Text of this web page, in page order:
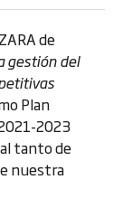
de
gestión del
Plan
2023
tanto de
nuestra